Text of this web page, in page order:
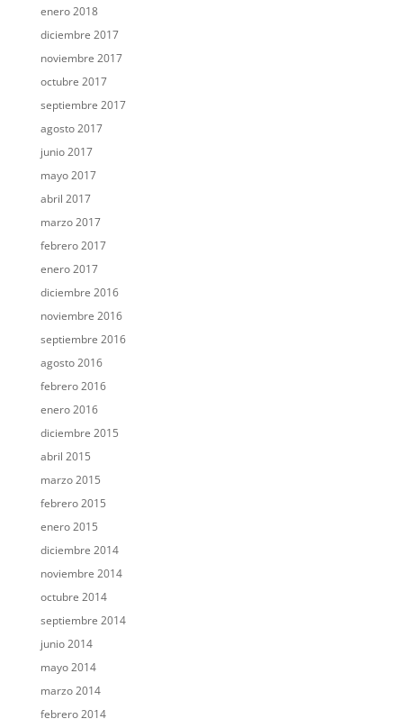
enero 2018
diciembre 2017
noviembre 2017
octubre 2017
septiembre 2017
agosto 2017
junio 2017
mayo 2017
abril 2017
marzo 2017
febrero 2017
enero 2017
diciembre 2016
noviembre 2016
septiembre 2016
agosto 2016
febrero 2016
enero 2016
diciembre 2015
abril 2015
marzo 2015
febrero 2015
enero 2015
diciembre 2014
noviembre 2014
octubre 2014
septiembre 2014
junio 2014
mayo 2014
marzo 2014
febrero 2014